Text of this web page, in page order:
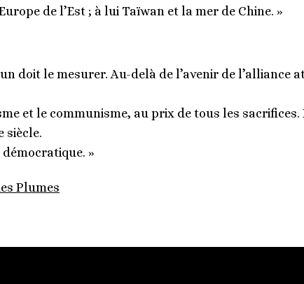
de l’Est ; à lui Taïwan et la mer de Chine. »
doit le mesurer. Au-delà de l’avenir de l’alliance
et le communisme, au prix de tous les
siècle.
»
Plumes